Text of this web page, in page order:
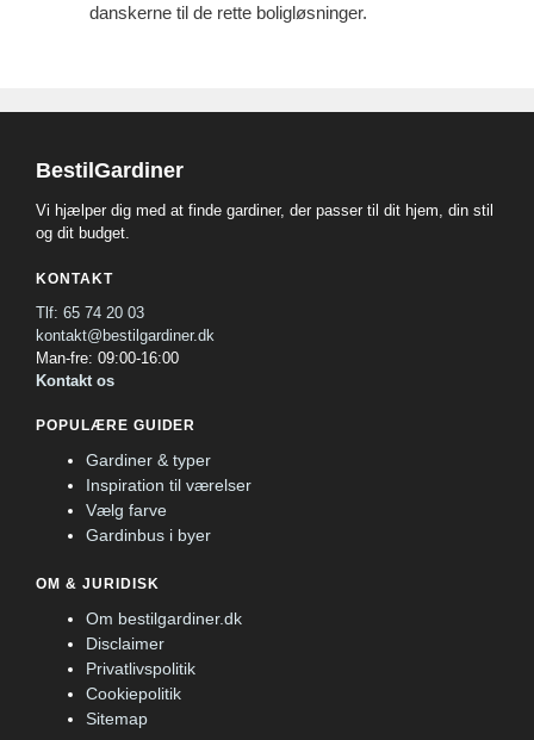
danskerne til de rette boligløsninger.
BestilGardiner
Vi hjælper dig med at finde gardiner, der passer til dit hjem, din stil
og dit budget.
KONTAKT
Tlf: 65 74 20 03
kontakt@bestilgardiner.dk
Man-fre: 09:00-16:00
Kontakt os
POPULÆRE GUIDER
Gardiner & typer
Inspiration til værelser
Vælg farve
Gardinbus i byer
OM & JURIDISK
Om bestilgardiner.dk
Disclaimer
Privatlivspolitik
Cookiepolitik
Sitemap